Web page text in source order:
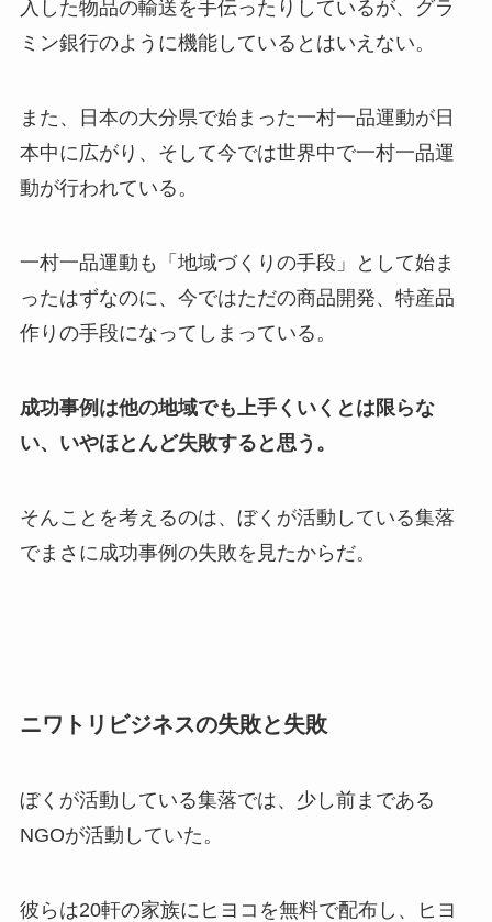
入した物品の輸送を手伝ったりしているが、グラ
ミン銀行のように機能しているとはいえない。
また、日本の大分県で始まった一村一品運動が日
本中に広がり、そして今では世界中で一村一品運
動が行われている。
一村一品運動も「地域づくりの手段」として始ま
ったはずなのに、今ではただの商品開発、特産品
作りの手段になってしまっている。
成功事例は他の地域でも上手くいくとは限らな
い、いやほとんど失敗すると思う。
そんことを考えるのは、ぼくが活動している集落
でまさに成功事例の失敗を見たからだ。
ニワトリビジネスの失敗と失敗
ぼくが活動している集落では、少し前まである
NGOが活動していた。
彼らは20軒の家族にヒヨコを無料で配布し、ヒヨ